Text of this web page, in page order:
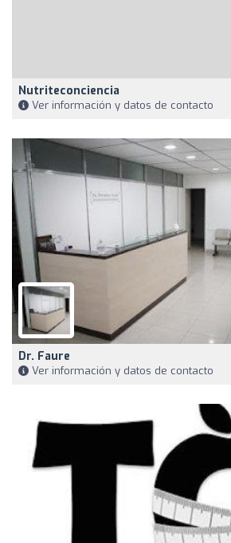
Nutriteconciencia
Ver información y datos de contacto
Dr. Faure
Ver información y datos de contacto